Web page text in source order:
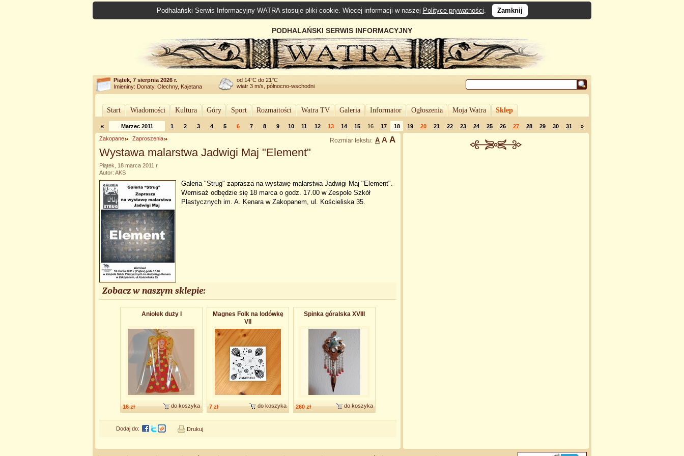
Podhalański Serwis Informacyjny WATRA stosuje pliki cookie. Więcej informacji w naszej Polityce prywatności. Zamknij
PODHALAŃSKI SERWIS INFORMACYJNY
Piątek, 7 sierpnia 2026 r.
Imieniny: Donaty, Olechny, Kajetana
od 14°C do 21°C
wiatr 3 m/s, północno-wschodni
Start Wiadomości Kultura Góry Sport Rozmaitości Watra TV Galeria Informator Ogłoszenia Moja Watra Sklep
« Marzec 2011 1 2 3 4 5 6 7 8 9 10 11 12 13 14 15 16 17 18 19 20 21 22 23 24 25 26 27 28 29 30 31 »
Rozmiar tekstu: A A A
Zakopane Zaproszenia
Wystawa malarstwa Jadwigi Maj "Element"
Piątek, 18 marca 2011 r.
Autor: AKS
Galeria "Strug" zaprasza na wystawę malarstwa Jadwigi Maj "Element".
Wernisaż odbędzie się 18 marca o godz. 17.00 w Zespole Szkół
Plastycznych im. A. Kenara w Zakopanem, ul. Kościeliska 35.
Zobacz w naszym sklepie:
Aniołek duży I
16 zł do koszyka
Magnes Folk na lodówkę
VII
7 zł do koszyka
Spinka góralska XVIII
260 zł do koszyka
Dodaj do: Drukuj